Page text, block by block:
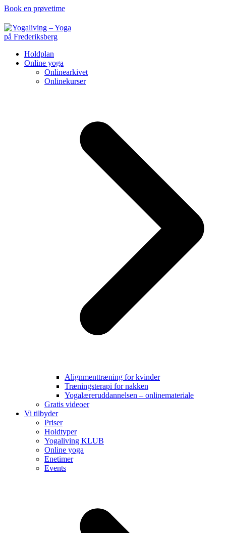
Book en prøvetime
Holdplan
Online yoga
Onlinearkivet
Onlinekurser
Alignmenttræning for kvinder
Træningsterapi for nakken
Yogalæreruddannelsen – onlinemateriale
Gratis videoer
Vi tilbyder
Priser
Holdtyper
Yogaliving KLUB
Online yoga
Enetimer
Events